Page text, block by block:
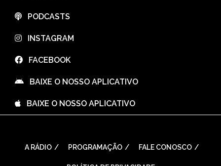
⠀PODCASTS
⠀INSTAGRAM
⠀FACEBOOK
⠀BAIXE O NOSSO APLICATIVO
⠀BAIXE O NOSSO APLICATIVO
A RÁDIO PROGRAMAÇÃO FALE CONOSCO